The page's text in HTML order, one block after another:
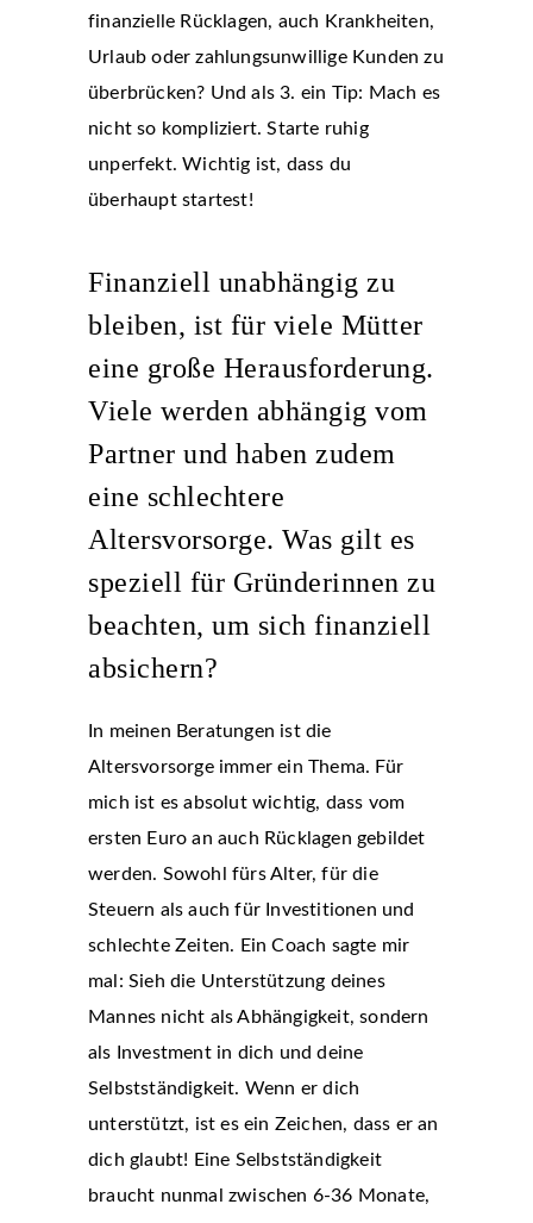
finanzielle Rücklagen, auch Krankheiten,
Urlaub oder zahlungsunwillige Kunden zu
überbrücken? Und als 3. ein Tip: Mach es
nicht so kompliziert. Starte ruhig
unperfekt. Wichtig ist, dass du
überhaupt startest!
Finanziell unabhängig zu
bleiben, ist für viele Mütter
eine große Herausforderung.
Viele werden abhängig vom
Partner und haben zudem
eine schlechtere
Altersvorsorge. Was gilt es
speziell für Gründerinnen zu
beachten, um sich finanziell
absichern?
In meinen Beratungen ist die
Altersvorsorge immer ein Thema. Für
mich ist es absolut wichtig, dass vom
ersten Euro an auch Rücklagen gebildet
werden. Sowohl fürs Alter, für die
Steuern als auch für Investitionen und
schlechte Zeiten. Ein Coach sagte mir
mal: Sieh die Unterstützung deines
Mannes nicht als Abhängigkeit, sondern
als Investment in dich und deine
Selbstständigkeit. Wenn er dich
unterstützt, ist es ein Zeichen, dass er an
dich glaubt! Eine Selbstständigkeit
braucht nunmal zwischen 6-36 Monate,